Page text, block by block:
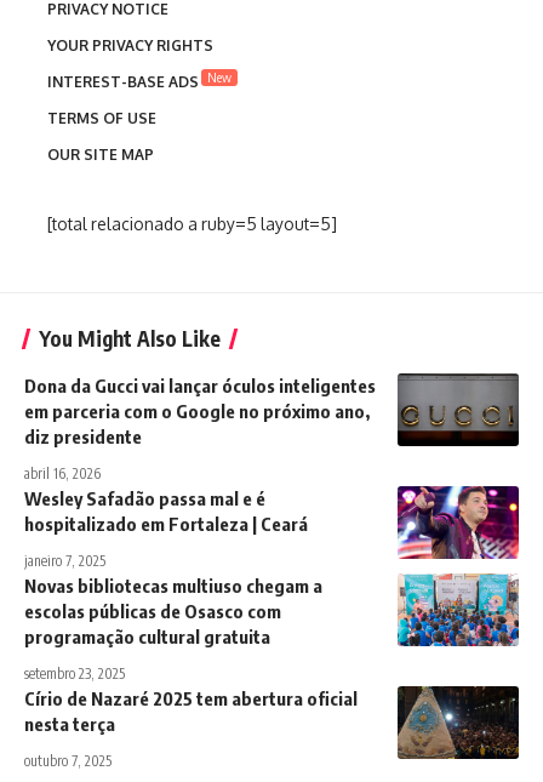
PRIVACY NOTICE
YOUR PRIVACY RIGHTS
INTEREST-BASE ADS
New
TERMS OF USE
OUR SITE MAP
[total relacionado a ruby=5 layout=5]
You Might Also Like
Dona da Gucci vai lançar óculos inteligentes
em parceria com o Google no próximo ano,
diz presidente
abril 16, 2026
Wesley Safadão passa mal e é
hospitalizado em Fortaleza | Ceará
janeiro 7, 2025
Novas bibliotecas multiuso chegam a
escolas públicas de Osasco com
programação cultural gratuita
setembro 23, 2025
Círio de Nazaré 2025 tem abertura oficial
nesta terça
outubro 7, 2025